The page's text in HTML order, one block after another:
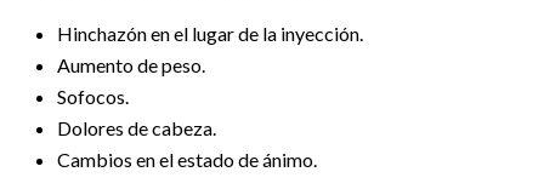
Hinchazón en el lugar de la inyección.
Aumento de peso.
Sofocos.
Dolores de cabeza.
Cambios en el estado de ánimo.